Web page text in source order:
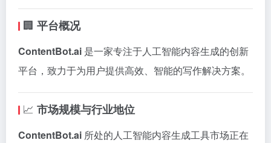
🏢 平台概况
ContentBot.ai 是一家专注于人工智能内容生成的创新
平台，致力于为用户提供高效、智能的写作解决方案。
📈 市场规模与行业地位
ContentBot.ai 所处的人工智能内容生成工具市场正在